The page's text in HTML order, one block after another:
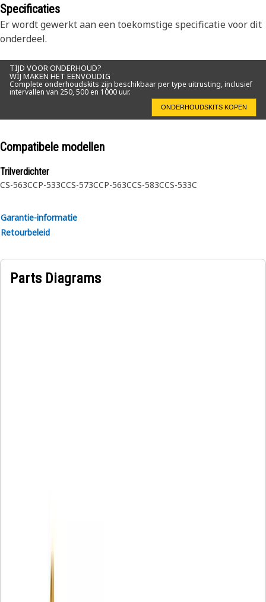
Specificaties
Er wordt gewerkt aan een toekomstige specificatie voor dit
onderdeel.
TIJD VOOR ONDERHOUD?
WIJ MAKEN HET EENVOUDIG
Complete onderhoudskits zijn beschikbaar per type uitrusting, inclusief
intervallen van 250, 500 en 1000 uur.
ONDERHOUDSKITS KOPEN
Compatibele modellen
Trilverdichter
CS-563CCP-533CCS-573CCP-563CCS-583CCS-533C
Garantie-informatie
Retourbeleid
Parts Diagrams